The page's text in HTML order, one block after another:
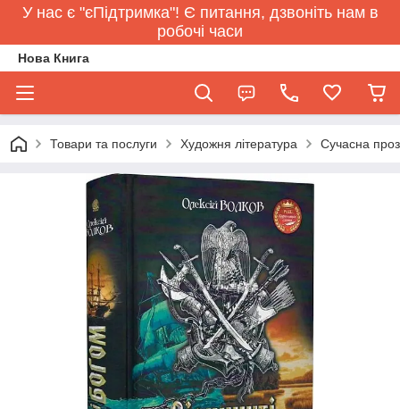
У нас є "єПідтримка"! Є питання, дзвоніть нам в
робочі часи
Нова Книга
Товари та послуги Художня література Сучасна